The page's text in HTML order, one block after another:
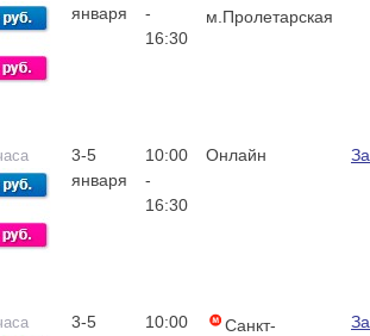
января
-
16:30
м.Пролетарская
3-5
января
10:00
-
16:30
Онлайн
3-5
10:00
Санкт-